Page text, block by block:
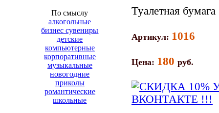
По смыслу
алкогольные
бизнес сувениры
детские
компьютерные
корпоративные
музыкальные
новогодние
приколы
романтические
школьные
Туалетная
Артикул: 1016
Цена: 180 руб.